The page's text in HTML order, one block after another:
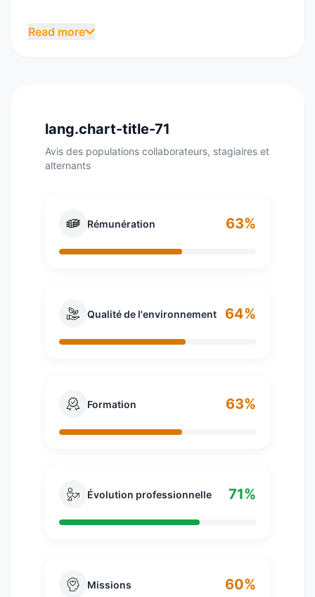
multinationale japonaise, elle est active dans
à 71,3 milliards d'euros en 2017. Depuis 2006,
l'entreprise concentre son activité sur des
secteurs plus rentables et abandonne le
Read more
lang.chart-title-71
Avis des populations collaborateurs, stagiaires et
alternants
Rémunération 63%
Qualité de l'environnement 64%
Formation 63%
Évolution professionnelle 71%
Missions 60%